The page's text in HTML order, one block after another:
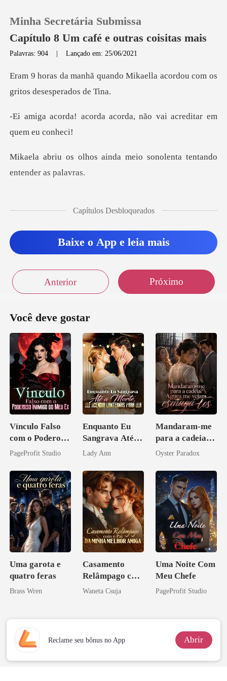
0
Histórico
Minha Secretária Submissa
Capítulo 8 Um café e outras coisitas mais
Palavras: 904 |Lançado em: 25/06/2021
o Mikaella acordou com os
g
a acorda, não vai acred
inda meio sonolenta tent
eu uma g
Capítulos Desbloqueados
Baixe o App e leia mais
Anterior Próximo
Você deve gostar
Vínculo Falso
com o Poderoso
Inimigo do Meu
PageProfit Studio
Enquanto Eu
Sangrava Até a
Morte, Ele
Lanternas Para
Ela
Lady Ann
Mandaram-me
para a cadeia?
Agora me
los
Oyster Paradox
Uma garota e
quatro feras
Brass Wren
Casamento
Relâmpago com
o Pai da Minha
Waneta Csuja
Uma Noite Com
Meu Chefe
PageProfit Studio
Reclame seu bônus no App Abrir